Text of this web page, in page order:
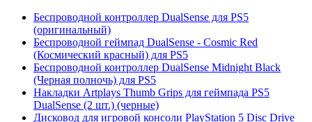
Беспроводной контроллер DualSense для PS5
(оригинальный)
Беспроводной геймпад DualSense - Cosmic Red
(Космический красный) для PS5
Беспроводной контроллер DualSense Midnight Black
(Черная полночь) для PS5
Накладки Artplays Thumb Grips для геймпада PS5
DualSense (2 шт.) (черные)
Дисковод для игровой консоли PlayStation 5 Disc Drive